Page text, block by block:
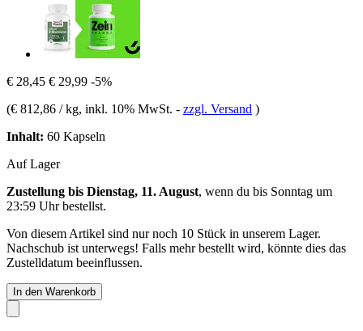
€ 28,45 € 29,99 -5%
(€ 812,86 / kg, inkl. 10% MwSt. - zzgl. Versand )
Inhalt: 60 Kapseln
Auf Lager
Zustellung bis Dienstag, 11. August, wenn du bis Sonntag um
23:59 Uhrbestellst.
Von diesem Artikel sind nur noch 10 Stück in unserem Lager.
Nachschub ist unterwegs! Falls mehr bestellt wird, könnte dies das
Zustelldatum beeinflussen.
In den Warenkorb